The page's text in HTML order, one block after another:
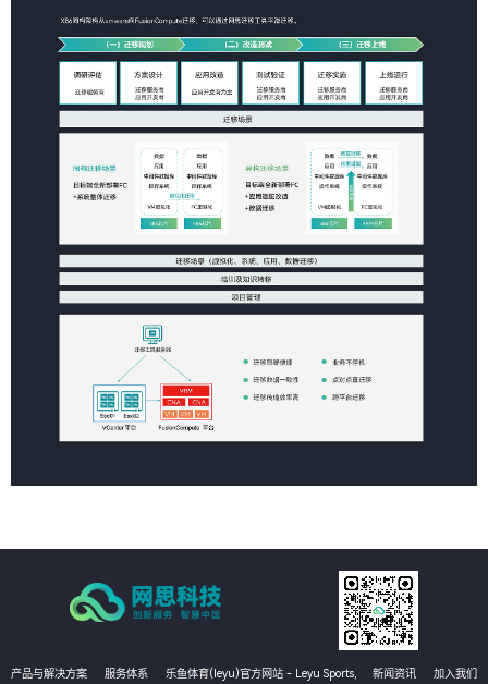
产品与解决方案 服务体系 乐鱼体育(leyu)官方网站 - Leyu Sports, 新闻资讯 加入我们